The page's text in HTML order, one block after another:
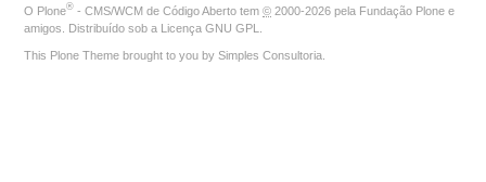
O Plone® - CMS/WCM de Código Aberto tem © 2000-2026 pela Fundação Plone e
amigos. Distribuído sob a Licença GNU GPL
This Plone Theme brought to you by Simples Consultoria